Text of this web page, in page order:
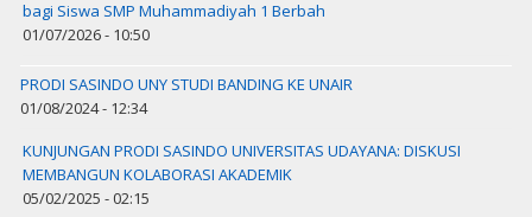
bagi Siswa SMP Muhammadiyah 1 Berbah
01/07/2026 - 10:50
PRODI SASINDO UNY STUDI BANDING KE UNAIR
01/08/2024 - 12:34
KUNJUNGAN PRODI SASINDO UNIVERSITAS UDAYANA: DISKUSI
MEMBANGUN KOLABORASI AKADEMIK
05/02/2025 - 02:15